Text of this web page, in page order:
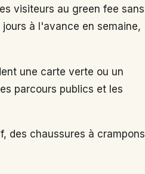
visiteurs au green fee sans
à l'avance en semaine,
une carte verte ou un
parcours publics et les
des chaussures à crampons